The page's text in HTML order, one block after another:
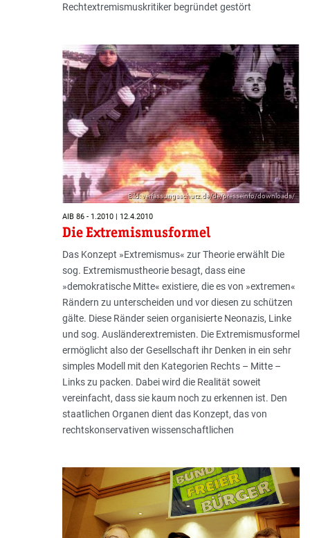
Rechtextremismuskritiker begründet gestört
Bild: verfassungsschutz.de/de/presseinfo/downloads/
AIB 86 - 1.2010 | 12.4.2010
Die Extremismusformel
Das Konzept »Extremismus« zur Theorie erwählt Die
sog. Extremismustheorie besagt, dass eine
»demokratische Mitte« existiere, die es von »extremen«
Rändern zu unterscheiden und vor diesen zu schützen
gälte. Diese Ränder seien organisierte Neonazis, Linke
und sog. Ausländerextremisten. Die Extremismusformel
ermöglicht also der Gesellschaft ihr Denken in ein sehr
simples Modell mit den Kategorien Rechts – Mitte –
Links zu packen. Dabei wird die Realität soweit
vereinfacht, dass sie kaum noch zu erkennen ist. Den
staatlichen Organen dient das Konzept, das von
rechtskonservativen wissenschaftlichen